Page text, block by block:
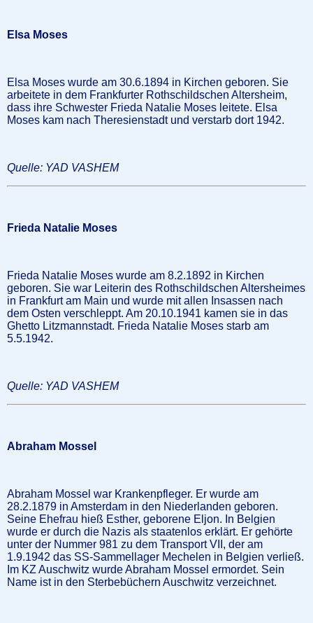
Elsa Moses
Elsa Moses wurde am 30.6.1894 in Kirchen geboren. Sie
arbeitete in dem Frankfurter Rothschildschen Altersheim,
dass ihre Schwester Frieda Natalie Moses leitete. Elsa
Moses kam nach Theresienstadt und verstarb dort 1942.
Quelle: YAD VASHEM
Frieda Natalie Moses
Frieda Natalie Moses wurde am 8.2.1892 in Kirchen
geboren. Sie war Leiterin des Rothschildschen Altersheimes
in Frankfurt am Main und wurde mit allen Insassen nach
dem Osten verschleppt. Am 20.10.1941 kamen sie in das
Ghetto Litzmannstadt. Frieda Natalie Moses starb am
5.5.1942.
Quelle: YAD VASHEM
Abraham Mossel
Abraham Mossel war Krankenpfleger. Er wurde am
28.2.1879 in Amsterdam in den Niederlanden geboren.
Seine Ehefrau hieß Esther, geborene Eljon. In Belgien
wurde er durch die Nazis als staatenlos erklärt. Er gehörte
unter der Nummer 981 zu dem Transport VII, der am
1.9.1942 das SS-Sammellager Mechelen in Belgien verließ.
Im KZ Auschwitz wurde Abraham Mossel ermordet. Sein
Name ist in den Sterbebüchern Auschwitz verzeichnet.